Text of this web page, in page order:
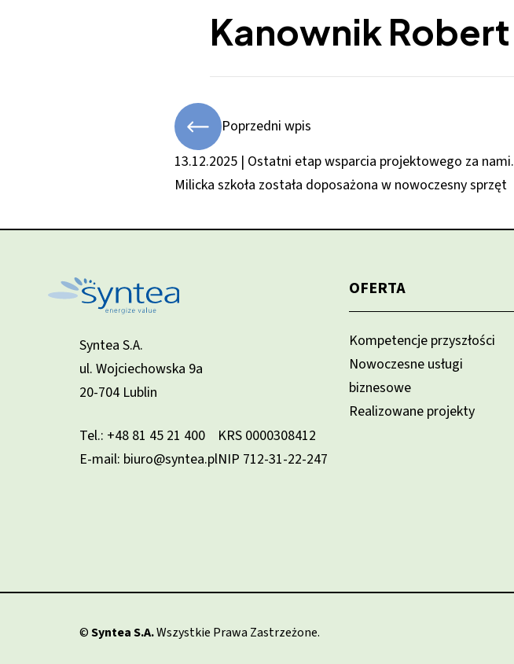
Kanownik Robert
Poprzedni wpis
13.12.2025 | Ostatni etap wsparcia projektowego za nami.
Milicka szkoła została doposażona w nowoczesny sprzęt
Syntea S.A.
ul. Wojciechowska 9a
20-704 Lublin
Tel.: +48 81 45 21 400
E-mail: biuro@syntea.pl
KRS 0000308412
NIP 712-31-22-247
OFERTA
Kompetencje przyszłości
Nowoczesne usługi
biznesowe
Realizowane projekty
©Syntea S.A.Wszystkie Prawa Zastrzeżone.